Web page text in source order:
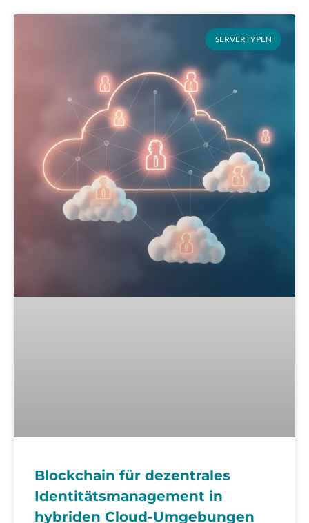
SERVERTYPEN
Blockchain für dezentrales
Identitätsmanagement in
hybriden Cloud-Umgebungen